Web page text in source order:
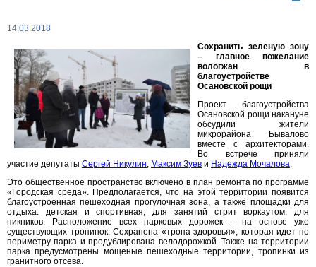
14.03.2018
Сохранить зеленую зону
– главное пожелание
вологжан в
благоустройстве
Осановской рощи
Проект благоустройства
Осановской рощи накануне
обсудили жители
микрорайона Бывалово
вместе с архитекторами.
Во встрече приняли
участие депутаты Сергей Никулин, Максим Зуев и Надежда Мочалова.
Это общественное пространство включено в план ремонта по программе
«Городская среда». Предполагается, что на этой территории появится
благоустроенная пешеходная прогулочная зона, а также площадки для
отдыха: детская и спортивная, для занятий стрит воркаутом, для
пикников. Расположение всех парковых дорожек – на основе уже
существующих тропинок. Сохранена «тропа здоровья», которая идет по
периметру парка и продублирована велодорожкой. Также на территории
парка предусмотрены мощеные пешеходные территории, тропинки из
гранитного отсева.